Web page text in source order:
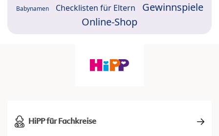
Babynamen Checklisten für Eltern
Gewinnspiele
Online-Shop
HiPP für Fachkreise